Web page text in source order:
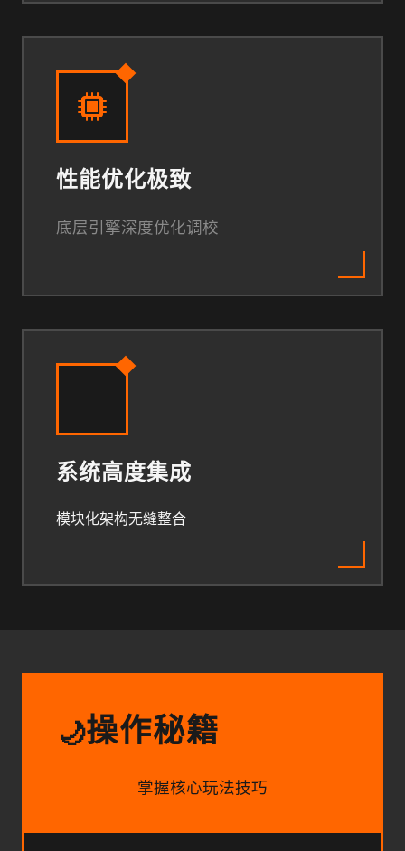
性能优化极致
底层引擎深度优化调校
系统高度集成
模块化架构无缝整合
🌙操作秘籍
掌握核心玩法技巧